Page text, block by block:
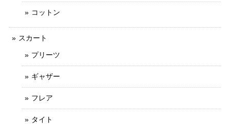
コットン
スカート
プリーツ
ギャザー
フレア
タイト